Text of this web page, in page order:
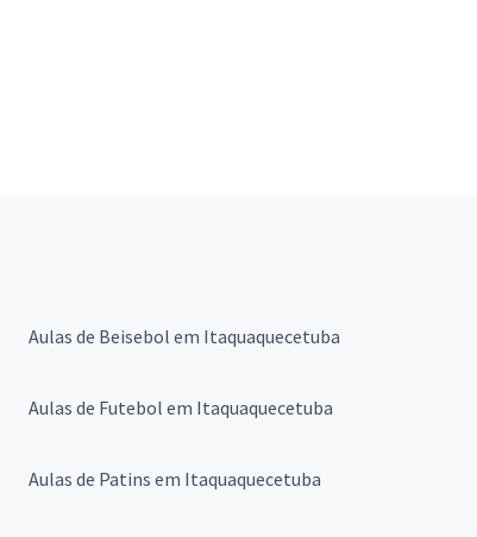
Aulas de Beisebol em Itaquaquecetuba
Aulas de Futebol em Itaquaquecetuba
Aulas de Patins em Itaquaquecetuba